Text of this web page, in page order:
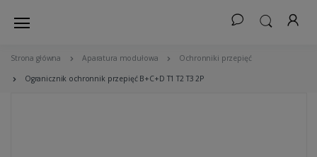
Strona główna Aparatura modułowa Ochronniki przepięć
Ogranicznik ochronnik przepięć B+C+D T1 T2 T3 2P